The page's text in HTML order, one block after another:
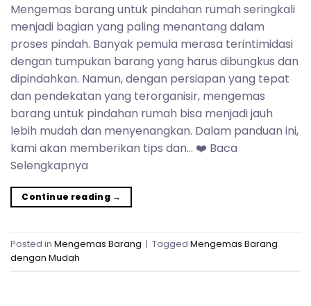
Mengemas barang untuk pindahan rumah seringkali
menjadi bagian yang paling menantang dalam
proses pindah. Banyak pemula merasa terintimidasi
dengan tumpukan barang yang harus dibungkus dan
dipindahkan. Namun, dengan persiapan yang tepat
dan pendekatan yang terorganisir, mengemas
barang untuk pindahan rumah bisa menjadi jauh
lebih mudah dan menyenangkan. Dalam panduan ini,
kami akan memberikan tips dan… ❤️ Baca
Selengkapnya
Continue reading →
Posted in Mengemas Barang | Tagged Mengemas Barang
dengan Mudah